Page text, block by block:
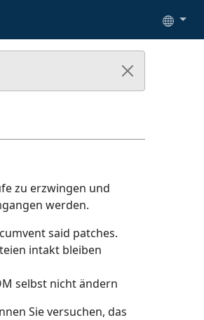
zu erzwingen und
werden.
said patches.
intakt bleiben
selbst nicht ändern
Sie versuchen, das